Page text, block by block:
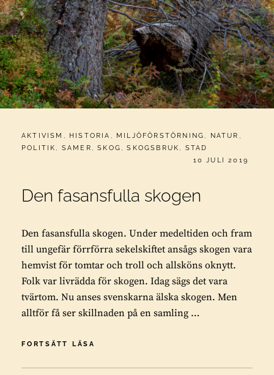
CATEGORIES:
AKTIVISM , HISTORIA , MILJÖFÖRSTÖRNING , NATUR ,
POLITIK , SAMER ,SKOG ,SKOGSBRUK , STAD
PUBLICERAT
10 JULI 2019
Den fasansfulla skogen
Den fasansfulla skogen. Under medeltiden och fram
till ungefär förrförra sekelskiftet ansågs skogen vara
hemvist för tomtar och troll och allsköns oknytt.
Folk var livrädda för skogen. Idag sägs det vara
tvärtom. Nu anses svenskarna älska skogen. Men
alltför få ser skillnaden på en samling …
FORTSÄTT LÄSA
SKOGEN